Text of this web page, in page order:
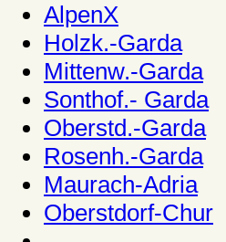
AlpenX
Holzk.-Garda
Mittenw.-Garda
Sonthof.- Garda
Oberstd.-Garda
Rosenh.-Garda
Maurach-Adria
Oberstdorf-Chur